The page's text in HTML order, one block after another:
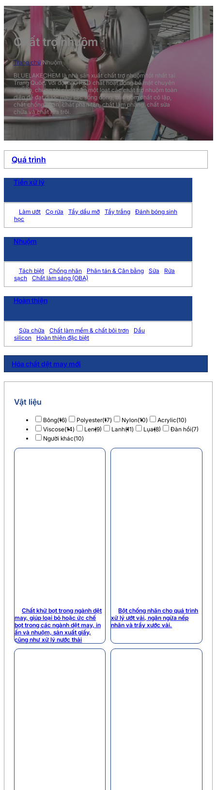
Chất trợ nhuộm
Trang chủ/Nhuộm
BLUELAKECHEM là nhà sản xuất chất trợ nhuộm tốt nhất tại
Trung Quốc. Với đội ngũ R&D chất hoạt động bề mặt chuyên
nghiệp, chúng tôi cung cấp một loạt các chất trợ nhuộm toàn
diện để đạt được màu sắc sống động, bao gồm chất cô lập,
chất chống nhăn, chất phân tán, chất làm phẳng, chất sửa
chữa và chất rửa trôi.
Quá trình
Tiền xử lý
Làm ướt Cọ rửa Tẩy dầu mỡ Tẩy trắng
Đánh bóng sinh
học
Nhuộm
Tách biệt Chống nhăn Phân tán & Cân bằng Sửa
Rửa
sạch
Chất làm sáng (OBA)
Hoàn thiện
Sửa chữa Chất làm mềm & chất bôi trơn
Dầu
silicon
Hoàn thiện đặc biệt
Hóa chất dệt may mới
Vật liệu
Bông(16) Polyester(17) Nylon(10) Acrylic(10)
Viscose(14) Len(9) Lanh(11) Lụa(8) Đàn hồi(7)
Người khác(10)
Chất khử bọt trong ngành dệt
may, giúp loại bỏ hoặc ức chế
bọt trong các ngành dệt may, in
ấn và nhuộm, sản xuất giấy,
cũng như xử lý nước thải
Bột chống nhăn cho quá trình
xử lý ướt vải, ngăn ngừa nếp
nhăn và trầy xước vải.